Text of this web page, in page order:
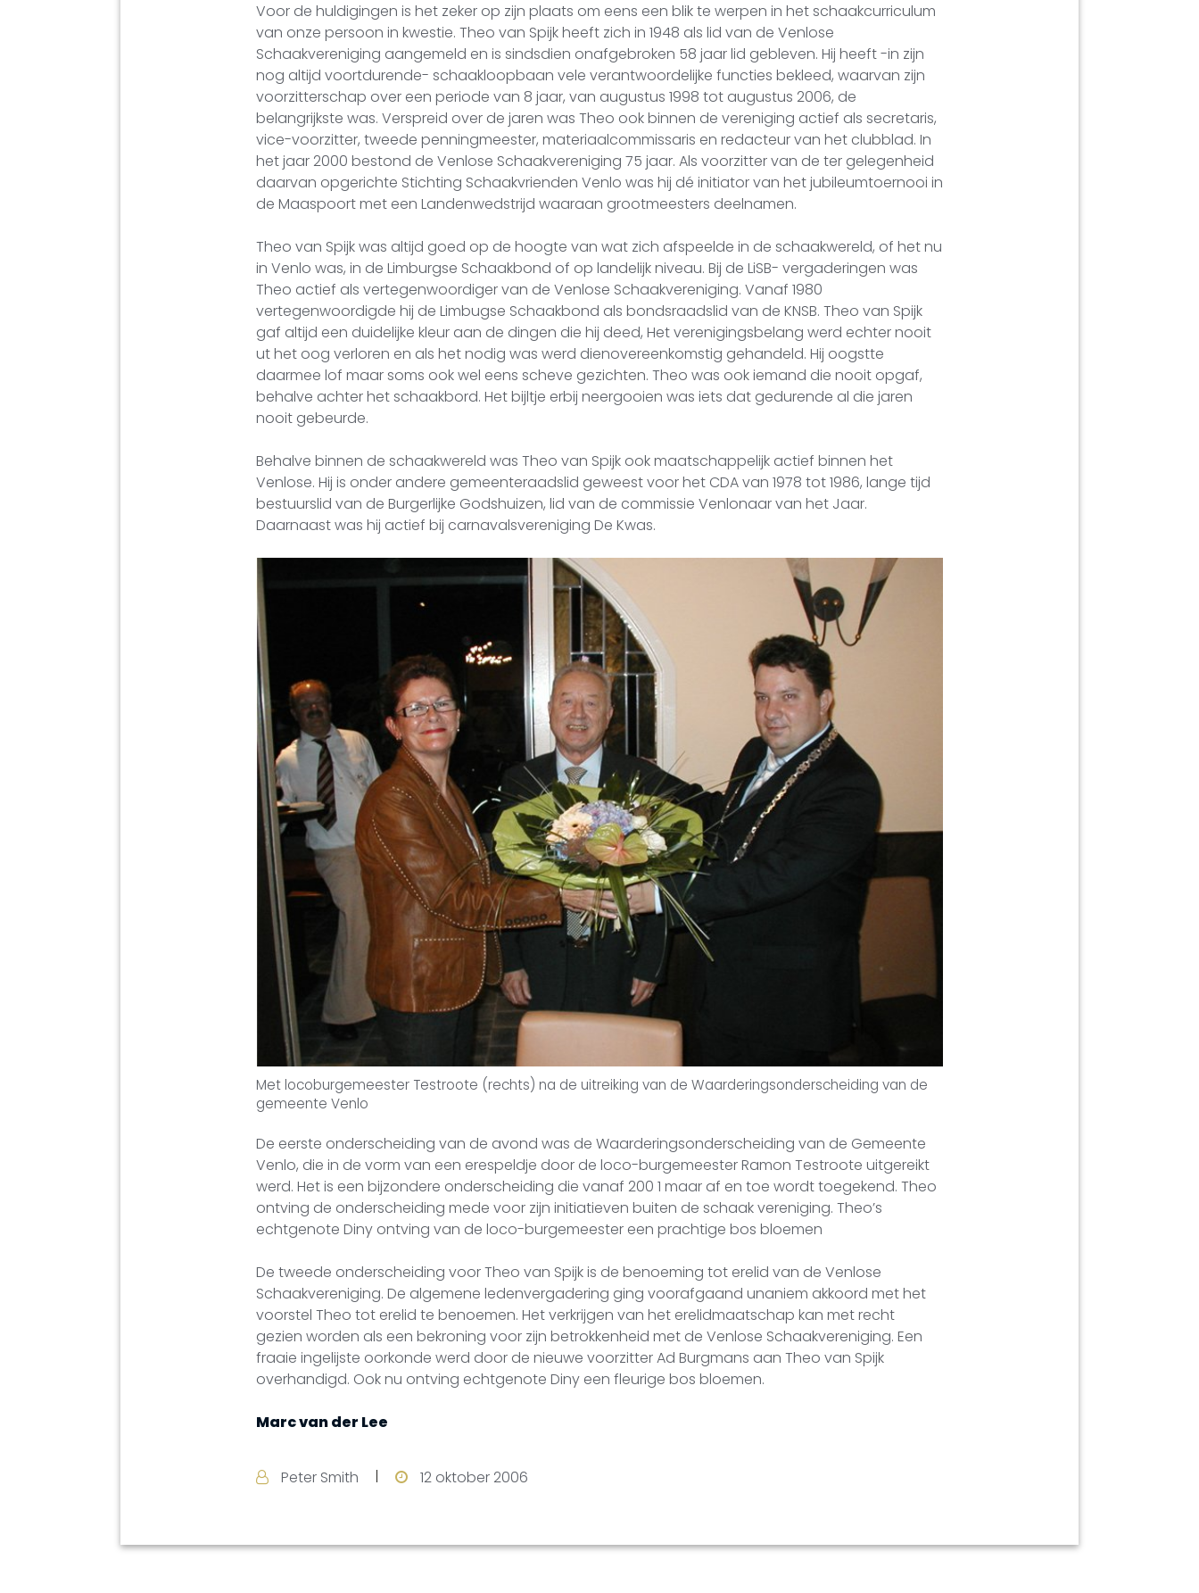
Voor de huldigingen is het zeker op zijn plaats om eens een blik te werpen in het schaakcurriculum
van onze persoon in kwestie. Theo van Spijk heeft zich in 1948 als lid van de Venlose
Schaakvereniging aangemeld en is sindsdien onafgebroken 58 jaar lid gebleven. Hij heeft -in zijn
nog altijd voortdurende- schaakloopbaan vele verantwoordelijke functies bekleed, waarvan zijn
voorzitterschap over een periode van 8 jaar, van augustus 1998 tot augustus 2006, de
belangrijkste was. Verspreid over de jaren was Theo ook binnen de vereniging actief als secretaris,
vice-voorzitter, tweede penningmeester, materiaalcommissaris en redacteur van het clubblad. In
het jaar 2000 bestond de Venlose Schaakvereniging 75 jaar. Als voorzitter van de ter gelegenheid
daarvan opgerichte Stichting Schaakvrienden Venlo was hij dé initiator van het jubileumtoernooi in
de Maaspoort met een Landenwedstrijd waaraan grootmeesters deelnamen.
Theo van Spijk was altijd goed op de hoogte van wat zich afspeelde in de schaakwereld, of het nu
in Venlo was, in de Limburgse Schaakbond of op landelijk niveau. Bij de LiSB- vergaderingen was
Theo actief als vertegenwoordiger van de Venlose Schaakvereniging. Vanaf 1980
vertegenwoordigde hij de Limbugse Schaakbond als bondsraadslid van de KNSB. Theo van Spijk
gaf altijd een duidelijke kleur aan de dingen die hij deed, Het verenigingsbelang werd echter nooit
ut het oog verloren en als het nodig was werd dienovereenkomstig gehandeld. Hij oogstte
daarmee lof maar soms ook wel eens scheve gezichten. Theo was ook iemand die nooit opgaf,
behalve achter het schaakbord. Het bijltje erbij neergooien was iets dat gedurende al die jaren
nooit gebeurde.
Behalve binnen de schaakwereld was Theo van Spijk ook maatschappelijk actief binnen het
Venlose. Hij is onder andere gemeenteraadslid geweest voor het CDA van 1978 tot 1986, lange tijd
bestuurslid van de Burgerlijke Godshuizen, lid van de commissie Venlonaar van het Jaar.
Daarnaast was hij actief bij carnavalsvereniging De Kwas.
Met locoburgemeester Testroote (rechts) na de uitreiking van de Waarderingsonderscheiding van de
gemeente Venlo
De eerste onderscheiding van de avond was de Waarderingsonderscheiding van de Gemeente
Venlo, die in de vorm van een erespeldje door de loco-burgemeester Ramon Testroote uitgereikt
werd. Het is een bijzondere onderscheiding die vanaf 200 1 maar af en toe wordt toegekend. Theo
ontving de onderscheiding mede voor zijn initiatieven buiten de schaak vereniging. Theo’s
echtgenote Diny ontving van de loco-burgemeester een prachtige bos bloemen
De tweede onderscheiding voor Theo van Spijk is de benoeming tot erelid van de Venlose
Schaakvereniging. De algemene ledenvergadering ging voorafgaand unaniem akkoord met het
voorstel Theo tot erelid te benoemen. Het verkrijgen van het erelidmaatschap kan met recht
gezien worden als een bekroning voor zijn betrokkenheid met de Venlose Schaakvereniging. Een
fraaie ingelijste oorkonde werd door de nieuwe voorzitter Ad Burgmans aan Theo van Spijk
overhandigd. Ook nu ontving echtgenote Diny een fleurige bos bloemen.
Marc van der Lee
Peter Smith 12 oktober 2006